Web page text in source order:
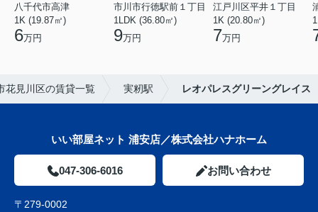
八千代市高津
1K (19.87㎡)
6万円
市川市行徳駅前１丁目
1LDK (36.80㎡)
9万円
江戸川区平井１丁目
1K (20.80㎡)
7万円
花見川区の賃貸一覧 実籾駅 レオパレスグリーングレイス
いい部屋ネット 浦安店／株式会社ハナホーム
047-306-6016 お問い合わせ
〒279-0002